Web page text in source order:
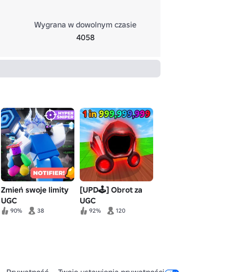
Wygrana w dowolnym czasie
4058
Zmień swoje limity
UGC
90% 38
[UPD🕹] Obrot za
UGC
92% 120